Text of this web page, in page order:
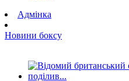
Адмінка
Новини боксу